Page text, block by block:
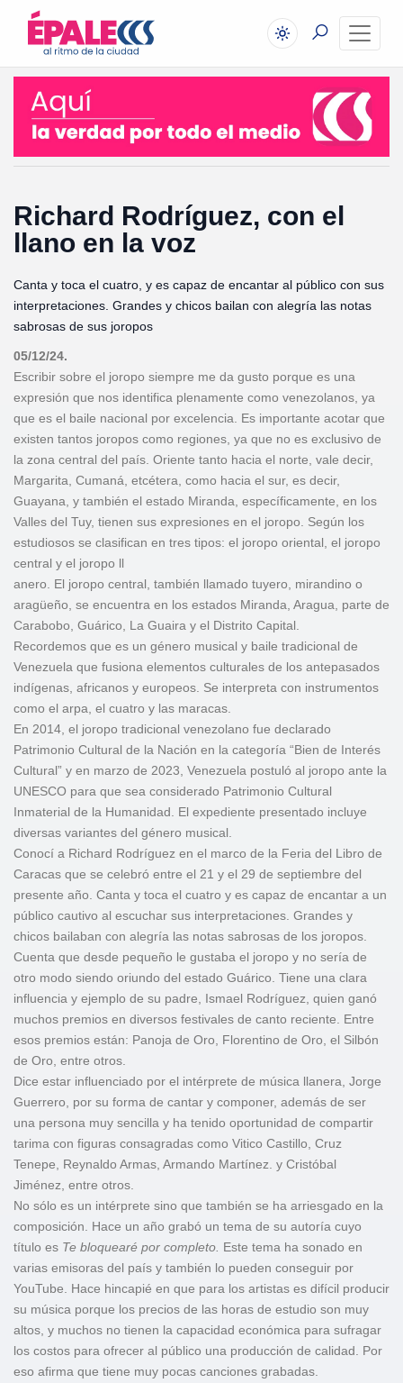
Richard Rodríguez, con el
llano en la voz
Canta y toca el cuatro, y es capaz de encantar al público con sus
interpretaciones. Grandes y chicos bailan con alegría las notas
sabrosas de sus joropos
05/12/24.
Escribir sobre el joropo siempre me da gusto porque es una
expresión que nos identifica plenamente como venezolanos, ya
que es el baile nacional por excelencia. Es importante acotar que
existen tantos joropos como regiones, ya que no es exclusivo de
la zona central del país. Oriente tanto hacia el norte, vale decir,
Margarita, Cumaná, etcétera, como hacia el sur, es decir,
Guayana, y también el estado Miranda, específicamente, en los
Valles del Tuy, tienen sus expresiones en el joropo. Según los
estudiosos se clasifican en tres tipos: el joropo oriental, el joropo
central y el joropo ll
anero. El joropo central, también llamado tuyero, mirandino o
aragüeño, se encuentra en los estados Miranda, Aragua, parte de
Carabobo, Guárico, La Guaira y el Distrito Capital.
Recordemos que es un género musical y baile tradicional de
Venezuela que fusiona elementos culturales de los antepasados ​​
indígenas, africanos y europeos. Se interpreta con instrumentos
como el arpa, el cuatro y las maracas.
En 2014, el joropo tradicional venezolano fue declarado
Patrimonio Cultural de la Nación en la categoría “Bien de Interés
Cultural” y en marzo de 2023, Venezuela postuló al joropo ante la
UNESCO para que sea considerado Patrimonio Cultural
Inmaterial de la Humanidad. El expediente presentado incluye
diversas variantes del género musical.
Conocí a Richard Rodríguez en el marco de la Feria del Libro de
Caracas que se celebró entre el 21 y el 29 de septiembre del
presente año. Canta y toca el cuatro y es capaz de encantar a un
público cautivo al escuchar sus interpretaciones. Grandes y
chicos bailaban con alegría las notas sabrosas de los joropos.
Cuenta que desde pequeño le gustaba el joropo y no sería de
otro modo siendo oriundo del estado Guárico. Tiene una clara
influencia y ejemplo de su padre, Ismael Rodríguez, quien ganó
muchos premios en diversos festivales de canto reciente. Entre
esos premios están: Panoja de Oro, Florentino de Oro, el Silbón
de Oro, entre otros.
Dice estar influenciado por el intérprete de música llanera, Jorge
Guerrero, por su forma de cantar y componer, además de ser
una persona muy sencilla y ha tenido oportunidad de compartir
tarima con figuras consagradas como Vitico Castillo, Cruz
Tenepe, Reynaldo Armas, Armando Martínez. y Cristóbal
Jiménez, entre otros.
No sólo es un intérprete sino que también se ha arriesgado en la
composición. Hace un año grabó un tema de su autoría cuyo
título es Te bloquearé por completo. Este tema ha sonado en
varias emisoras del país y también lo pueden conseguir por
YouTube. Hace hincapié en que para los artistas es difícil producir
su música porque los precios de las horas de estudio son muy
altos, y muchos no tienen la capacidad económica para sufragar
los costos para ofrecer al público una producción de calidad. Por
eso afirma que tiene muy pocas canciones grabadas.